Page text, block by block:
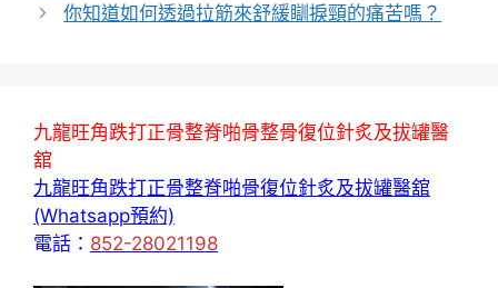
你知道如何透過拉筋來舒緩瞓捩頸的痛苦嗎？
九龍旺角跌打正骨整脊啪骨整骨復位針炙及拔罐醫
舘
九龍旺角跌打正骨整脊啪骨復位針炙及拔罐醫舘
(Whatsapp預約)
電話： 852-28021198